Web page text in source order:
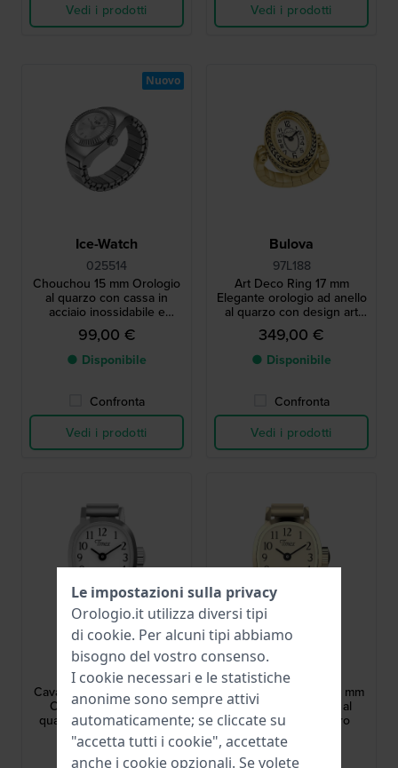
Vedi i prodotti
Vedi i prodotti
Ice-Watch
025514
Chouchou 15 mm Orologio
al quarzo con cassa in
acciaio inossidabile e
bracciale elastico
99,00 €
● Disponibile
Confronta
Vedi i prodotti
Nuovo
Bulova
97L188
Art Deco Ring 17 mm
Elegante orologio ad anello
al quarzo con design art
déco
349,00 €
● Disponibile
Confronta
Vedi i prodotti
Timex
TW2Y70700
Cavatina Ringwatch 16 mm
Orologio ad anello al
quarzo di colore argento
109,00 €
TW2Y70800
Cavatina Ringwatch 16 mm
Orologio con anello al
quarzo in tonalità oro
119,00 €
Le impostazioni sulla privacy
Orologio.it utilizza diversi tipi
di cookie. Per alcuni tipi abbiamo
bisogno del vostro consenso.
I cookie necessari e le statistiche
anonime sono sempre attivi
automaticamente; se cliccate su
"accetta tutti i cookie", accettate
anche i cookie opzionali. Se volete